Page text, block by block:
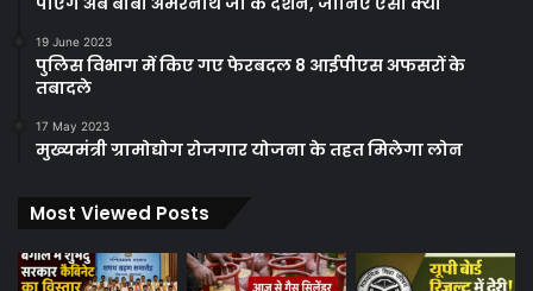
19 June 2023
पुलिस विभाग में किए गए फेरबदल 8 आईपीएस अफसरों के
तबादले
17 May 2023
मुख्यमंत्री ग्रामोद्योग रोजगार योजना के तहत मिलेगा लोन
Most Viewed Posts